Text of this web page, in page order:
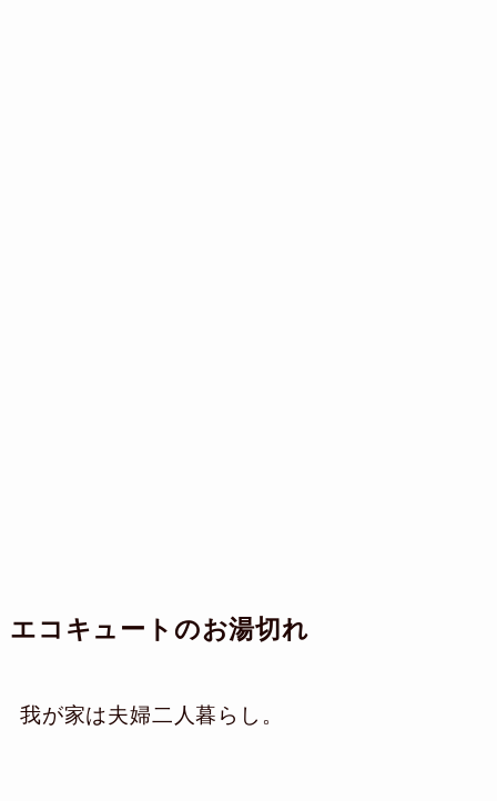
エコキュートのお湯切れ
我が家は夫婦二人暮らし。